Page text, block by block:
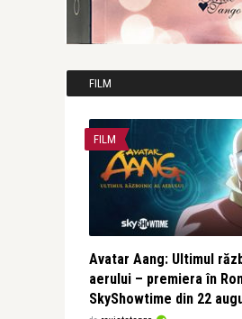
FILM
FILM
Avatar Aang: Ultimul
aerului – premiera în
SkyShowtime din 22